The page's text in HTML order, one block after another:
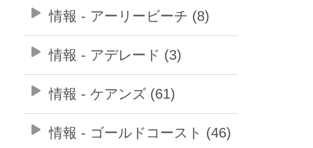
情報 - アーリービーチ (8)
情報 - アデレード (3)
情報 - ケアンズ (61)
情報 - ゴールドコースト (46)